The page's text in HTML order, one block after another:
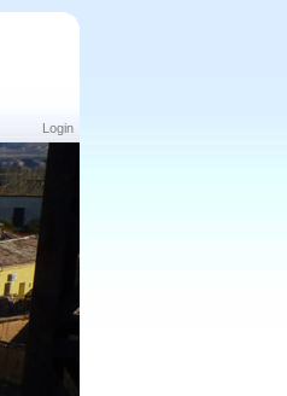
Login